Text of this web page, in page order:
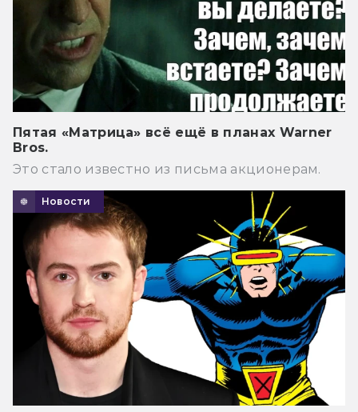
Пятая «Матрица» всё ещё в планах Warner
Bros.
Это стало известно из письма акционерам.
Новости